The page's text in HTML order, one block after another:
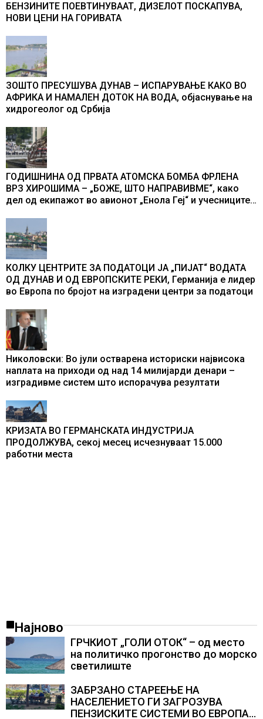
БЕНЗИНИТЕ ПОЕВТИНУВААТ, ДИЗЕЛОТ ПОСКАПУВА,
НОВИ ЦЕНИ НА ГОРИВАТА
ЗОШТО ПРЕСУШУВА ДУНАВ – ИСПАРУВАЊЕ КАКО ВО
АФРИКА И НАМАЛЕН ДОТОК НА ВОДА, објаснување на
хидрогеолог од Србија
ГОДИШНИНА ОД ПРВАТА АТОМСКА БОМБА ФРЛЕНА
ВРЗ ХИРОШИМА – „БОЖЕ, ШТО НАПРАВИВМЕ“, како
дел од екипажот во авионот „Енола Геј“ и учесниците
промени текот на историјата
КОЛКУ ЦЕНТРИТЕ ЗА ПОДАТОЦИ ЈА „ПИЈАТ“ ВОДАТА
ОД ДУНАВ И ОД ЕВРОПСКИТЕ РЕКИ, Германија е лидер
во Европа по бројот на изградени центри за податоци
Николовски: Во јули остварена историски највисока
наплата на приходи од над 14 милијарди денари –
изградивме систем што испорачува резултати
КРИЗАТА ВО ГЕРМАНСКАТА ИНДУСТРИЈА
ПРОДОЛЖУВА, секој месец исчезнуваат 15.000
работни места
Најново
ГРЧКИОТ „ГОЛИ ОТОК“ – од место
на политичко прогонство до морско
светилиште
ЗАБРЗАНО СТАРЕЕЊЕ НА
НАСЕЛЕНИЕТО ГИ ЗАГРОЗУВА
ПЕНЗИСКИТЕ СИСТЕМИ ВО ЕВРОПА и